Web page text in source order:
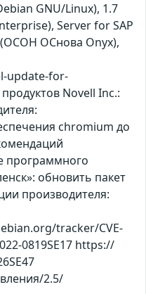
GNU/Linux), 1.7
Server for SAP
(ОСОН ОСнова Оnyx),
update-for-
Novell Inc.:
chromium до
программного
обновить пакет
производителя:
tracker/CVE-
0819SE17 https://
2.5/